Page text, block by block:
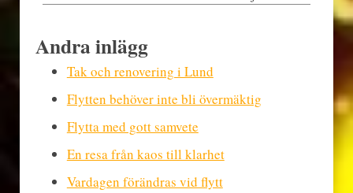
Andra inlägg
Tak och renovering i Lund
Flytten behöver inte bli övermäktig
Flytta med gott samvete
En resa från kaos till klarhet
Vardagen förändras vid flytt